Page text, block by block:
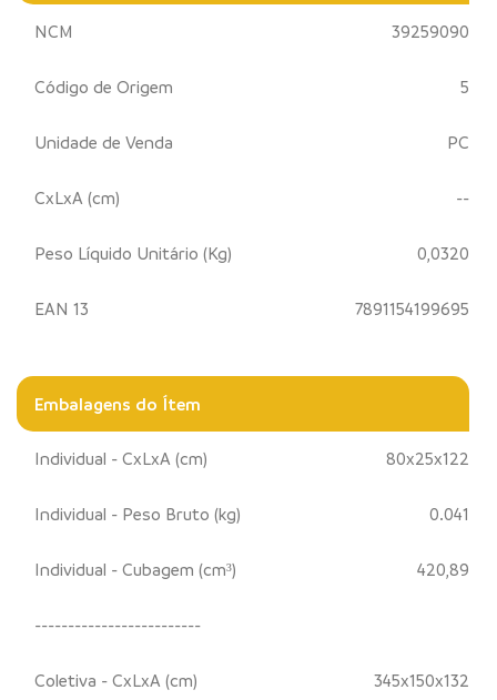
NCM 39259090
Código de Origem 5
Unidade de Venda PC
CxLxA (cm) --
Peso Líquido Unitário (Kg) 0,0320
EAN 13 7891154199695
Embalagens do Ítem
Individual - CxLxA (cm) 80x25x122
Individual - Peso Bruto (kg) 0.041
Individual - Cubagem (cm³) 420,89
-------------------------
Coletiva - CxLxA (cm) 345x150x132